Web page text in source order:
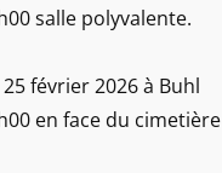
salle polyvalente.
février 2026 à Buhl
en face du cimetière